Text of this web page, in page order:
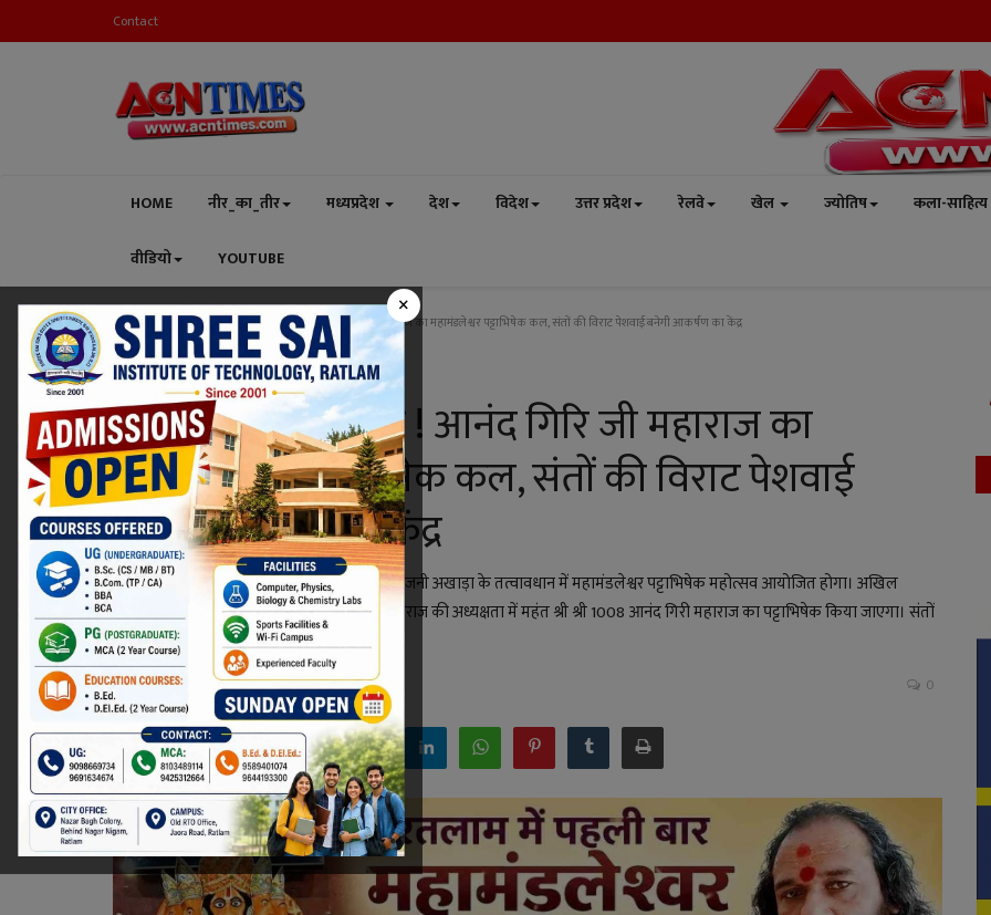
Contact
HOME नीर_का_तीर मध्यप्रदेश देश विदेश उत्तर प्रदेश रेलवे खेल ज्योतिष कला-साहित्य
वीडियो YOUTUBE
×
Home धर्म-संस्कृति रतलाम में पहली बार ! आनंद गिरि जी महाराज का महामंडलेश्वर पट्टाभिषेक कल, संतों की विराट पेशवाई बनेगी आकर्षण का केंद्र
धर्म-संस्कृति
रतलाम में पहली बार ! आनंद गिरि जी महाराज का
महामंडलेश्वर पट्टाभिषेक कल, संतों की विराट पेशवाई
बनेगी आकर्षण का केंद्र
रतलाम में 17 जून को पहली बार श्री पंचायती श्री निरंजनी अखाड़ा के तत्वावधान में महामंडलेश्वर पट्टाभिषेक महोत्सव आयोजित होगा। अखिल
भारतीय अखाड़ा परिषद अध्यक्ष स्वामी रवींद्र पुरी महाराज की अध्यक्षता में महंत श्री श्री 1008 आनंद गिरी महाराज का पट्टाभिषेक किया जाएगा। संतों
की भव्य पेशवाई भी निकलेगी।
Niraj Kumar Shukla Jun 16, 2026 - 21:49 0
Facebook Twitter